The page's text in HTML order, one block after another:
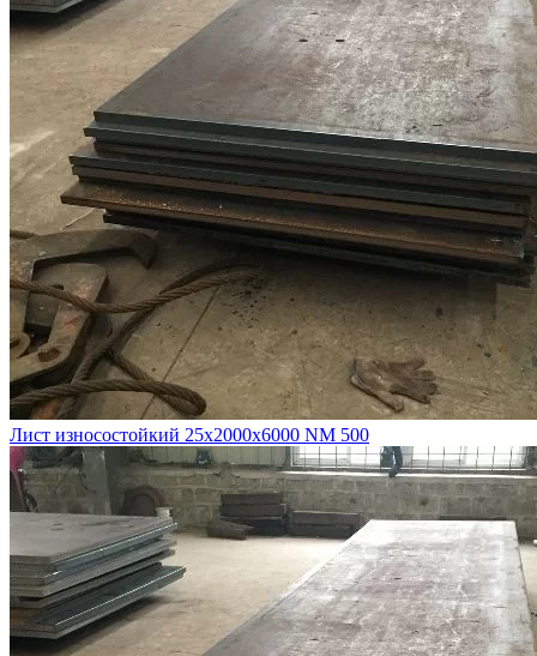
Лист износостойкий 25х2000х6000 NM 500